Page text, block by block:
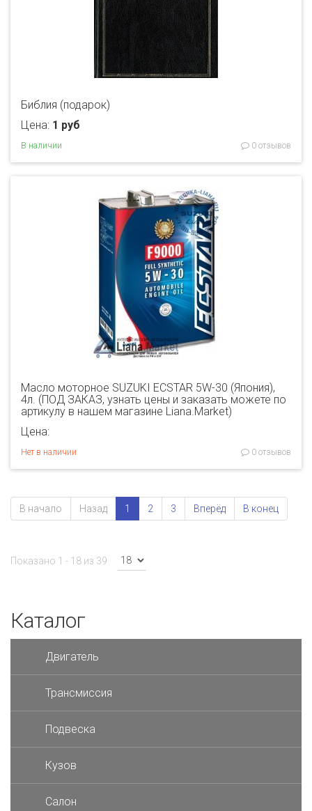
Библия (подарок)
Цена: 1 руб
В наличии 0 отзывов
Масло моторное SUZUKI ECSTAR 5W-30 (Япония),
4л. (ПОД ЗАКАЗ, узнать цены и заказать можете по
артикулу в нашем магазине Liana.Market)
Цена:
Нет в наличии 0 отзывов
В начало Назад 1 2 3 Вперёд В конец
Показано 1 - 18 из 39
Каталог
Двигатель
Трансмиссия
Подвеска
Кузов
Салон